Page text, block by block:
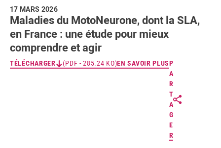
17 MARS 2026
Maladies du MotoNeurone, dont la SLA,
en France : une étude pour mieux
comprendre et agir
TÉLÉCHARGER (PDF - 285.24 KO)EN SAVOIR PLUSP
A
R
T
A
G
E
R